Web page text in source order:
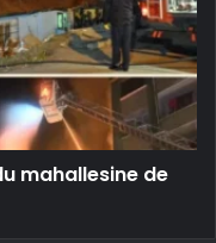
mahallesine de